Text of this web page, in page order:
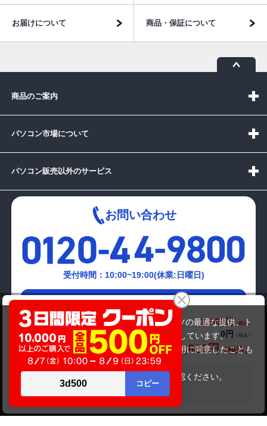
商品価格(税込) 20,680円
オプション小計価格(税込)
0円
商品合計価格(税込)
20,680円
在庫がありません
お届けについて 商品・保証について
商品のご案内
パソコン市場について
パソコン販売以外のサービス
お問い合わせ
受付時間：10:00~19:00(休業:日曜日)
メールでの
お問い合わせはこちら
当サイトでは利用体験の向上およびコンテンツの最適な提供、ト
ラフィックの分析を目的としてCookieを使用しています。
サイトの閲覧を継続された場合、Cookieの利用に同意したことも
のといたします。
をご確認ください。
承諾する